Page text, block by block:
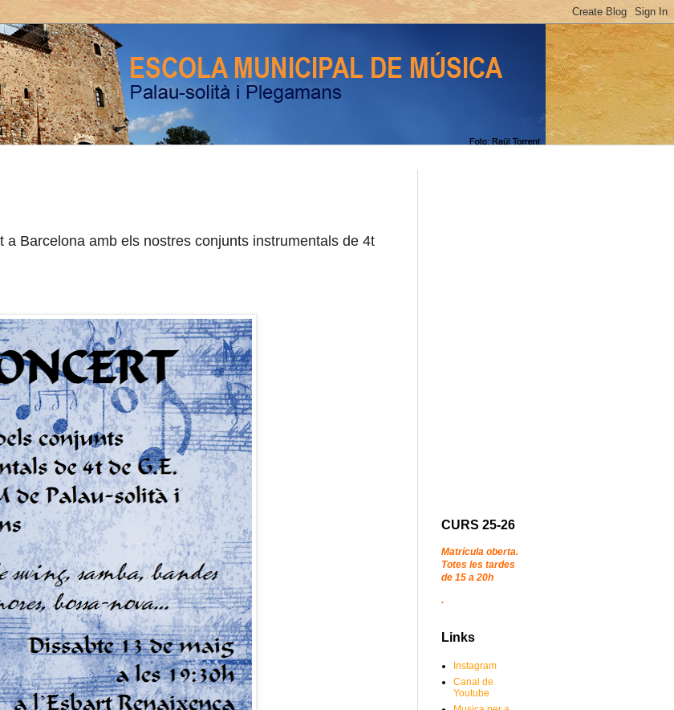
Barcelona amb els nostres conjunts instrumentals de 4t
CURS 25-26
Matrícula oberta.
Totes les tardes
de 15 a 20h
.
Links
Instagram
Canal de
Youtube